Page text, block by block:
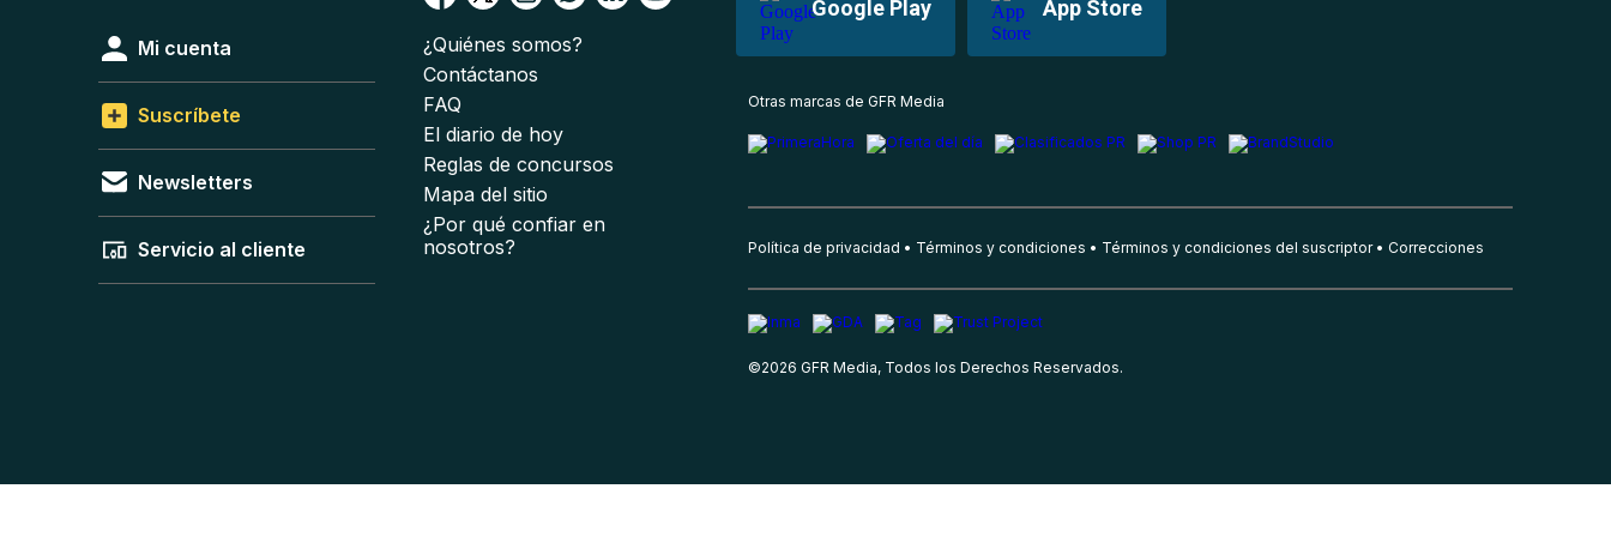
Google Play App Store
Mi cuenta
Suscríbete
Newsletters
Servicio al cliente
¿Quiénes somos?
Contáctanos
FAQ
El diario de hoy
Reglas de concursos
Mapa del sitio
¿Por qué confiar en
nosotros?
Otras marcas de GFR Media
Política de privacidad Términos y condiciones Términos y condiciones del suscriptor Correcciones
©2026 GFR Media, Todos los Derechos Reservados.